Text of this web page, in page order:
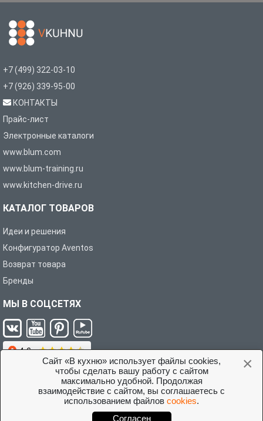
×
Сайт «В кухню» использует файлы cookies,
чтобы сделать вашу работу с сайтом
максимально удобной. Продолжая
взаимодействие с сайтом, вы соглашаетесь с
использованием файлов cookies.
Согласен
+7 (499) 322-03-10
+7 (926) 339-95-00
КОНТАКТЫ
Прайс-лист
Электронные каталоги
www.blum.com
www.blum-training.ru
www.kitchen-drive.ru
КАТАЛОГ ТОВАРОВ
Идеи и решения
Конфигуратор Aventos
Возврат товара
Бренды
МЫ В СОЦСЕТЯХ
Условия соглашения с покупателем
©2026 Интернет-магазин «В кухню»